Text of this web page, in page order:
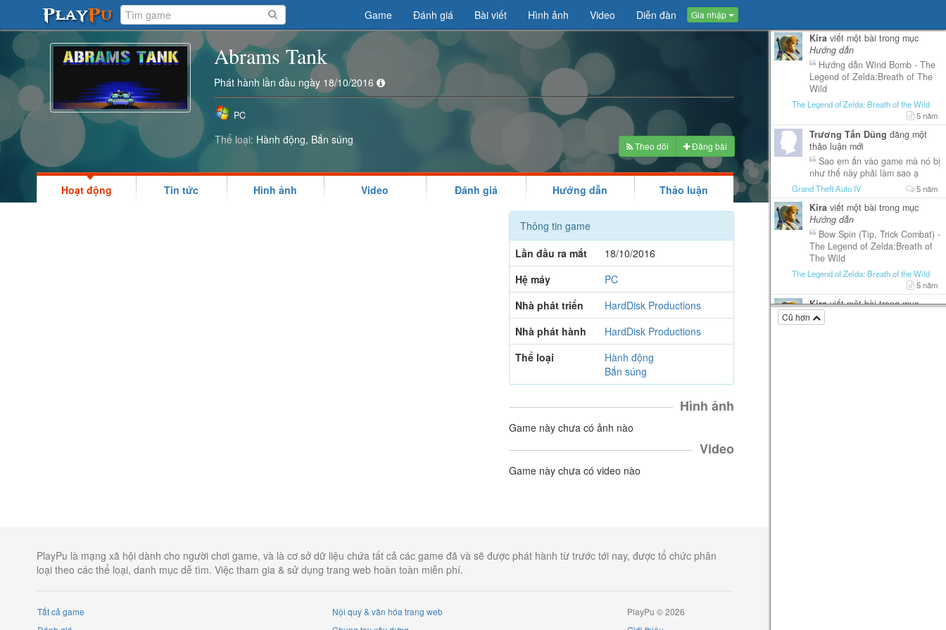
Abrams Tank
Phát hành lần đầu ngày 18/10/2016
PC
Thể loại: Hành động Bắn súng Theo dõi Đăng bài
Hoạt động Tin tức Hình ảnh Video Đánh giá Hướng dẫn Thảo luận
Thông tin game
Lần đầu ra mắt
18/10/2016
Hệ máy
PC
Nhà phát triển
HardDisk Productions
Nhà phát hành
HardDisk Productions
Thể loại
Hành động
Bắn súng
Hình ảnh
Game này chưa có ảnh nào
Video
Game này chưa có video nào
PlayPu là mạng xã hội dành cho người chơi game, và là cơ sở dữ liệu chứa tất cả các game đã và sẽ được phát hành từ trước tới nay, được tổ chức phân
loại theo các thể loại, danh mục dễ tìm. Việc tham gia & sử dụng trang web hoàn toàn miễn phí.
Tất cả game
Nội quy & văn hóa trang web
PlayPu © 2026
Game Đánh giá Bài viết Hình ảnh Video Diễn đàn Gia nhập
Kira viết một bài trong mục
Hướng dẫn
Hướng dẫn Wind Bomb - The
Legend of Zelda:Breath of The
Wild
The Legend of Zelda: Breath of the Wild
5 năm
Trương Tấn Dũng đăng một
thảo luận mới
Sao em ấn vào game mà nó bị
như thế này phải làm sao ạ
Grand Theft Auto IV 5 năm
Kira viết một bài trong mục
Hướng dẫn
Bow Spin (Tip, Trick Combat) -
The Legend of Zelda:Breath of
The Wild
The Legend of Zelda: Breath of the Wild
5 năm
Kiraviết một bài trong mục
Hướng dẫn
Cũ hơn